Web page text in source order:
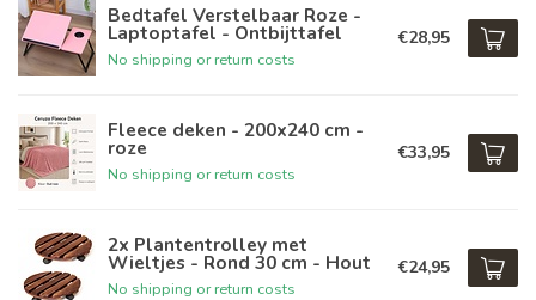
Bedtafel Verstelbaar Roze -
Laptoptafel - Ontbijttafel
No shipping or return costs
€28,95
Fleece deken - 200x240 cm -
roze
No shipping or return costs
€33,95
2x Plantentrolley met
Wieltjes - Rond 30 cm - Hout
No shipping or return costs
€24,95